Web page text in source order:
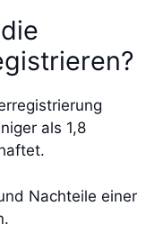
als 1,8
Nachteile einer